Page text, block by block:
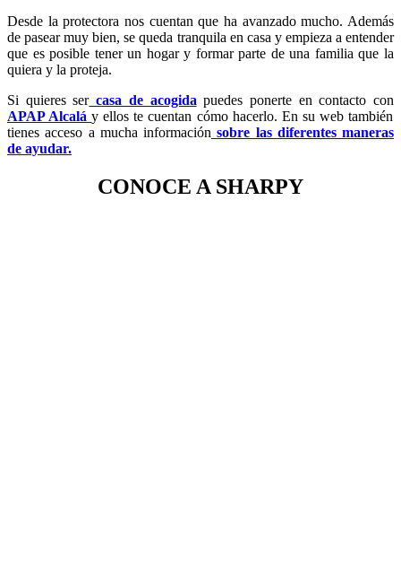
Desde la protectora nos cuentan que ha avanzado mucho. Además
de pasear muy bien, se queda tranquila en casa y empieza a entender
que es posible tener un hogar y formar parte de una familia que la
quiera y la proteja.
Si quieres sercasa de acogidapuedes ponerte en contacto con
APAP Alcalá y ellos te cuentan cómo hacerlo. En su web también
tienes acceso a mucha información sobre las diferentes maneras
de ayudar.
CONOCE A SHARPY